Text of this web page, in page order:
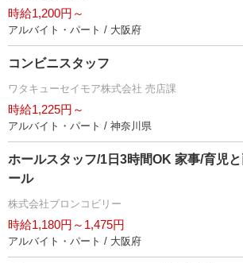
時給1,200円～
アルバイト・パート / 大阪府
コンビニスタッフ
ワタキューセイモア株式会社 売店課
時給1,225円～
アルバイト・パート / 神奈川県
ホールスタッフ/1日3時間OK 家事/育児
ール
株式会社ブロンコビリー
時給1,180円～1,475円
アルバイト・パート / 大阪府